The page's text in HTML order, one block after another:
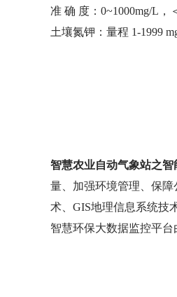
准 确 度：0~1000mg/L，
土壤氮钾：量程 1-1999
智慧农业自动气象站之
量、加强环境管理、保
术、GIS地理信息系统技
智慧环保大数据监控平台